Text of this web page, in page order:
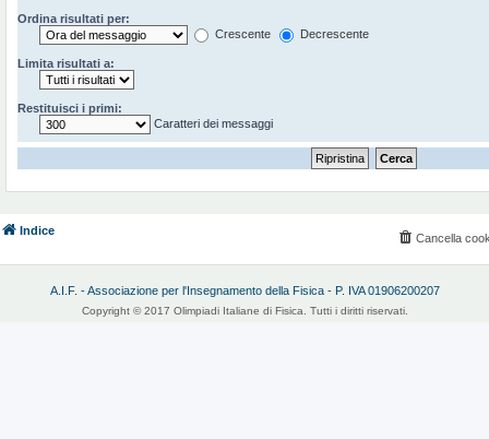
Ordina risultati per:
Crescente
Decrescente
Limita risultati a:
Restituisci i primi:
Caratteri dei messaggi
Indice
Cancella
A.I.F. - Associazione per l'Insegnamento della Fisica - P. IVA 01906200207
Copyright © 2017 Olimpiadi Italiane di Fisica. Tutti i diritti riservati.